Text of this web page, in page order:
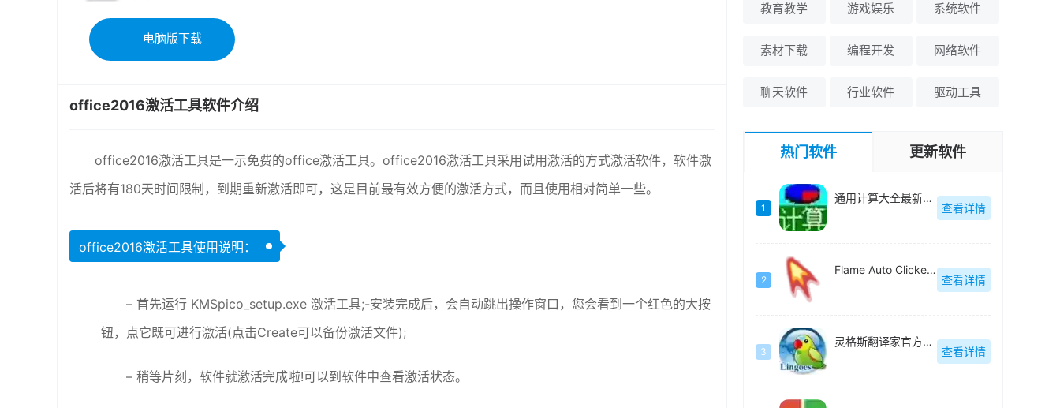
电脑版下载
office2016激活工具软件介绍
office2016激活工具是一示免费的office激活工具。office2016激活工具采用试用激活的方式激活软件，软件激
活后将有180天时间限制，到期重新激活即可，这是目前最有效方便的激活方式，而且使用相对简单一些。
office2016激活工具使用说明：
– 首先运行 KMSpico_setup.exe 激活工具;-安装完成后，会自动跳出操作窗口，您会看到一个红色的大按
钮，点它既可进行激活(点击Create可以备份激活文件);
– 稍等片刻，软件就激活完成啦!可以到软件中查看激活状态。
教育教学 游戏娱乐 系统软件
素材下载 编程开发 网络软件
聊天软件 行业软件 驱动工具
热门软件 更新软件
1
通用计算大全最新版-v4.2
查看详情
2
Flame Auto Clicker(极简自动点击器)-v1.0
查看详情
3
灵格斯翻译家官方版-v2.9.2
查看详情